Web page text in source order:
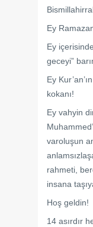
Ey
Ey
geceyi”
Ey
kokanı!
Ey vahyin
varoluşun
rahmeti,
insana
Hoş geldin!
14 asırdır